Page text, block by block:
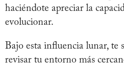
haciéndote apreciar la
evolucionar.
Bajo esta influencia lunar, te
revisar tu entorno más